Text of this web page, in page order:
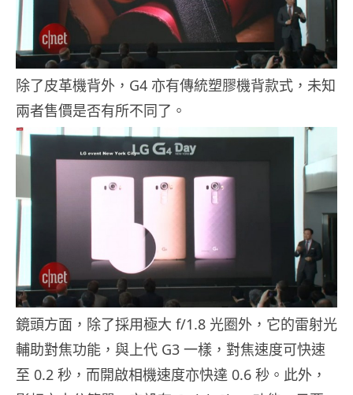
除了皮革機背外，G4 亦有傳統塑膠機背款式，未知
兩者售價是否有所不同了。
鏡頭方面，除了採用極大 f/1.8 光圈外，它的雷射光
輔助對焦功能，與上代 G3 一樣，對焦速度可快速
至 0.2 秒，而開啟相機速度亦快達 0.6 秒。此外，